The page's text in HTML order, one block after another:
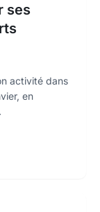
ses
activité dans
en